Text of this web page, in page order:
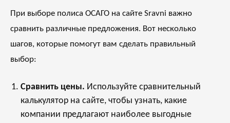
При выборе полиса ОСАГО на сайте Sravni важно
сравнить различные предложения. Вот несколько
шагов, которые помогут вам сделать правильный
выбор:
Сравнить цены. Используйте сравнительный
калькулятор на сайте, чтобы узнать, какие
компании предлагают наиболее выгодные